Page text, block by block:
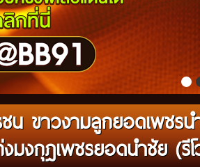
ขาวงามลูกยอดเพชร
มงกุฎเพชรยอดนำชัย (รีโ